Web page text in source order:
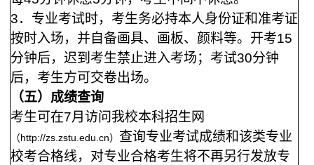
3．专业考试时，考生务必持本人身份证和准考证
按时入场，并自备画具、画板、颜料等。开考15
分钟后，迟到考生禁止进入考场；考试30分钟
后，考生方可交卷出场。
（五）成绩查询
考生可在7月访问我校本科招生网
（http://zs.zstu.edu.cn） 查询专业考试成绩和该类专业
校考合格线，对专业合格考生将不再另行发放专